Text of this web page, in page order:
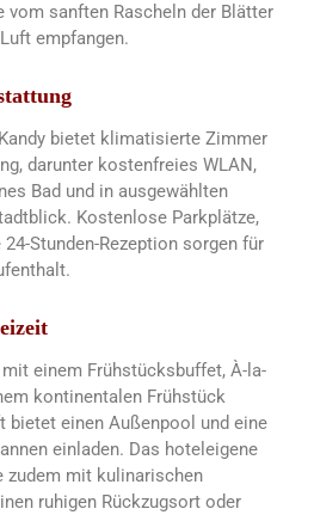
vom sanften Rascheln der Blätter
empfangen.
bietet klimatisierte Zimmer
darunter kostenfreies WLAN,
Bad und in ausgewählten
Kostenlose Parkplätze,
Stunden-Rezeption sorgen für
einem Frühstücksbuffet, À-la-
kontinentalen Frühstück
bietet einen Außenpool und eine
einladen. Das hoteleigene
zudem mit kulinarischen
ruhigen Rückzugsort oder